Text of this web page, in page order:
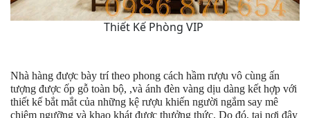
Thiết Kế Phòng VIP
Nhà hàng được bày trí theo phong cách hầm rượu vô cùng ấn
tượng được ốp gỗ toàn bộ, ,và ánh đèn vàng dịu dàng kết hợp với
thiết kế bắt mắt của những kệ rượu khiến người ngắm say mê
chiêm ngưỡng và khao khát được thưởng thức. Do đó, tại nơi đây